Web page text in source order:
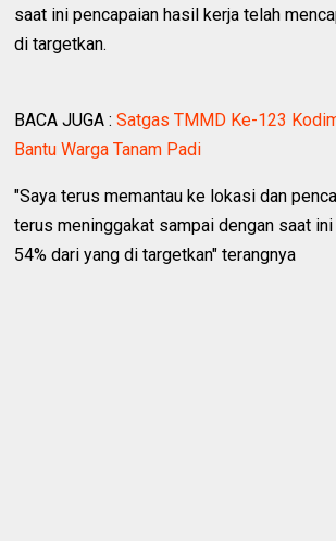
saat ini pencapaian hasil kerja telah
di targetkan.
BACA JUGA :Satgas TMMD Ke-123
Bantu Warga Tanam Padi
"Saya terus memantau ke lokasi dan
terus meninggakat sampai dengan saat
54% dari yang di targetkan" terangnya